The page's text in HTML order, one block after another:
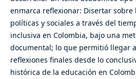
enmarca reflexionar: Disertar sobre
políticas y sociales a través del
inclusiva en Colombia, bajo una
documental; lo que permitió llegar
reflexiones finales desde lo
histórica de la educación en